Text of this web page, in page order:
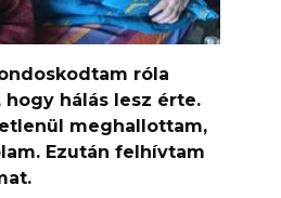
róla
hogy hálás lesz érte.
meghallottam,
Ezután felhívtam